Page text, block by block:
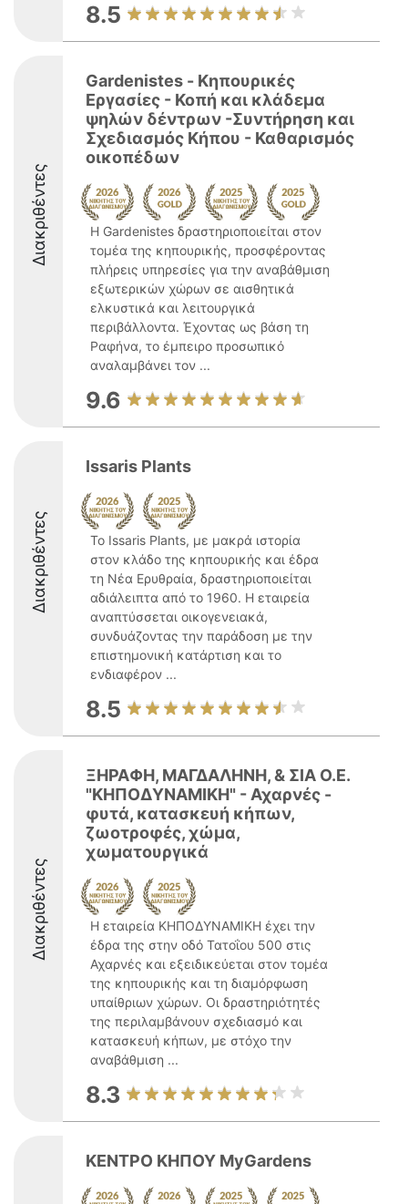
8.5
Διακριθέντες
Gardenistes - Κηπουρικές
Εργασίες - Κοπή και κλάδεμα
ψηλών δέντρων -Συντήρηση και
Σχεδιασμός Κήπου - Καθαρισμός
οικοπέδων
Η Gardenistes δραστηριοποιείται στον
τομέα της κηπουρικής, προσφέροντας
πλήρεις υπηρεσίες για την αναβάθμιση
εξωτερικών χώρων σε αισθητικά
ελκυστικά και λειτουργικά
περιβάλλοντα. Έχοντας ως βάση τη
Ραφήνα, το έμπειρο προσωπικό
αναλαμβάνει τον ...
9.6
Διακριθέντες
Issaris Plants
Το Issaris Plants, με μακρά ιστορία
στον κλάδο της κηπουρικής και έδρα
τη Νέα Ερυθραία, δραστηριοποιείται
αδιάλειπτα από το 1960. Η εταιρεία
αναπτύσσεται οικογενειακά,
συνδυάζοντας την παράδοση με την
επιστημονική κατάρτιση και το
ενδιαφέρον ...
8.5
Διακριθέντες
ΞΗΡΑΦΗ, ΜΑΓΔΑΛΗΝΗ, & ΣΙΑ Ο.Ε.
"ΚΗΠΟΔΥΝΑΜΙΚΗ" - Αχαρνές -
φυτά, κατασκευή κήπων,
ζωοτροφές, χώμα,
χωματουργικά
Η εταιρεία ΚΗΠΟΔΥΝΑΜΙΚΗ έχει την
έδρα της στην οδό Τατοΐου 500 στις
Αχαρνές και εξειδικεύεται στον τομέα
της κηπουρικής και τη διαμόρφωση
υπαίθριων χώρων. Οι δραστηριότητές
της περιλαμβάνουν σχεδιασμό και
κατασκευή κήπων, με στόχο την
αναβάθμιση ...
8.3
ΚΕΝΤΡΟ ΚΗΠΟΥ MyGardens